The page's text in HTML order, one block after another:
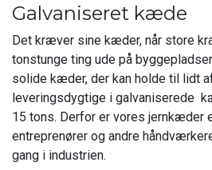
Galvaniseret kæde
Det kræver sine kæder, når store
tonstunge ting ude på
solide kæder, der kan holde til lidt
leveringsdygtige i galvaniserede
15 tons. Derfor er vores jernkæder
entreprenører og andre
gang i industrien.